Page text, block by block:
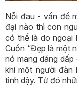
Nỗi đau - vấn đề
đại nào thì con
có thể là do ngoại
Cuốn “Đẹp là một
nó mang dáng
khi một người đàn
tỉnh dậy. Từ đó